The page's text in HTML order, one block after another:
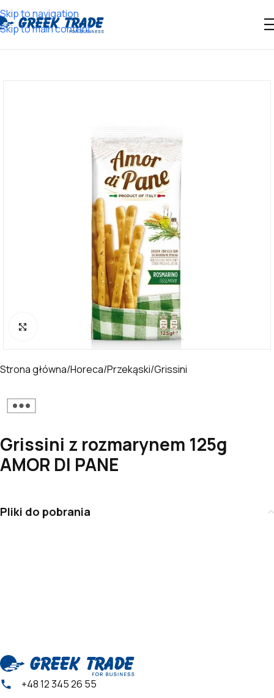
Skip to navigation
Skip to main content
Kliknij, aby powiększyć
Strona główna/Horeca/Przekąski/Grissini
Grissini z rozmarynem 125g
AMOR DI PANE
Pliki do pobrania
+48 12 345 26 55